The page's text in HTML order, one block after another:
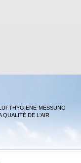
MESSUNG
QUALITÉ DE L'AIR